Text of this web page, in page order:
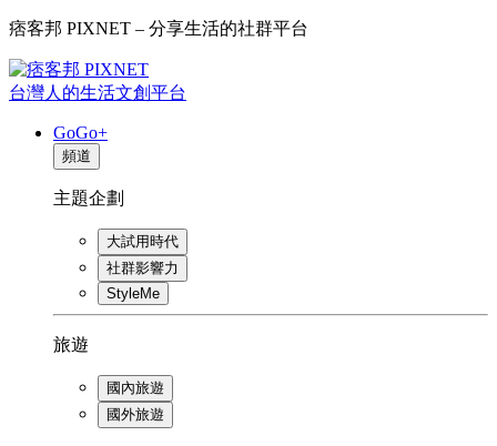
痞客邦 PIXNET – 分享生活的社群平台
台灣人的生活文創平台
GoGo+
頻道
主題企劃
大試用時代
社群影響力
StyleMe
旅遊
國內旅遊
國外旅遊